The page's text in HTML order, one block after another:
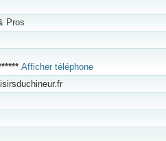
Pros
Afficher téléphone